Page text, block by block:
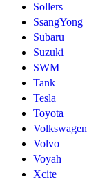
Sollers
SsangYong
Subaru
Suzuki
SWM
Tank
Tesla
Toyota
Volkswagen
Volvo
Voyah
Xcite